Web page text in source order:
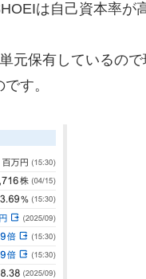
は自己資本率
元保有しているの
す。